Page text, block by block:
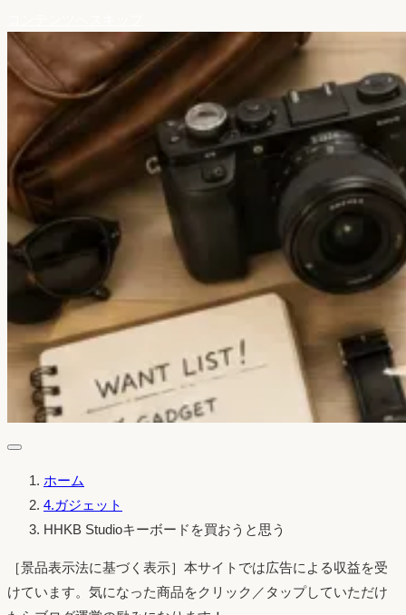
ホーム
4.ガジェット
HHKB Studioキーボードを買おうと思う
［景品表示法に基づく表示］本サイトでは広告による収益を受
けています。気になった商品をクリック／タップしていただけ